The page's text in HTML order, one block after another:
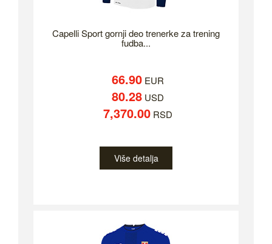
Capelli Sport gornji deo trenerke za trening
fudba...
66.90EUR
80.28USD
7,370.00RSD
Više detalja